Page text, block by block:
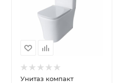
Унитаз компакт